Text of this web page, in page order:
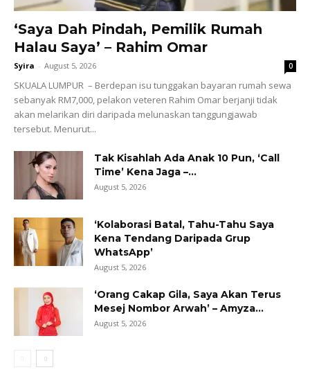
‘Saya Dah Pindah, Pemilik Rumah
Halau Saya’ – Rahim Omar
Syira - August 5, 2026 0
SKUALA LUMPUR – Berdepan isu tunggakan bayaran rumah sewa
sebanyak RM7,000, pelakon veteren Rahim Omar berjanji tidak
akan melarikan diri daripada melunaskan tanggungjawab
tersebut. Menurut...
Tak Kisahlah Ada Anak 10 Pun, ‘Call
Time’ Kena Jaga –...
August 5, 2026
‘Kolaborasi Batal, Tahu-Tahu Saya
Kena Tendang Daripada Grup
WhatsApp’
August 5, 2026
‘Orang Cakap Gila, Saya Akan Terus
Mesej Nombor Arwah’ – Amyza...
August 5, 2026